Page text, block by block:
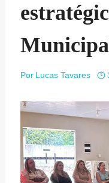
Por Lucas Tavares